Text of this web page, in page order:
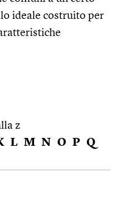
ideale costruito per
z
L M N O P Q